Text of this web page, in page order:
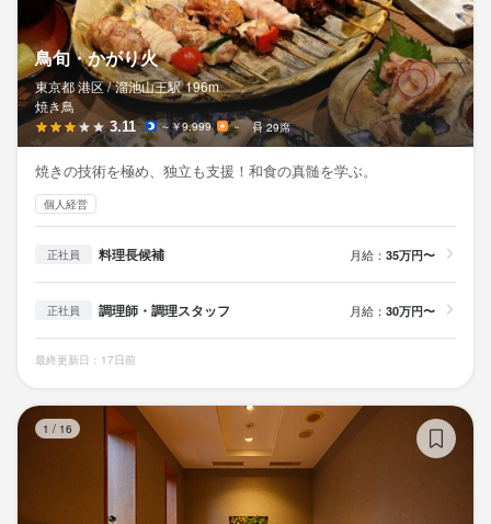
鳥旬・かがり火
東京都 港区 / 溜池山王駅 196m
焼き鳥
3.11 ～￥9,999 － 29席
焼きの技術を極め、独立も支援！和食の真髄を学ぶ。
個人経営
正社員 料理長候補 月給： 35万円〜
正社員 調理師・調理スタッフ 月給： 30万円〜
最終更新日：17日前
1 / 16